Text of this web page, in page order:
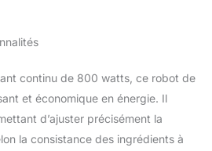
anti-éclaboussures, set
de démarrage rapide
continu de 800 watts, ce robot de
et économique en énergie. Il
d’ajuster précisément la
la consistance des ingrédients à